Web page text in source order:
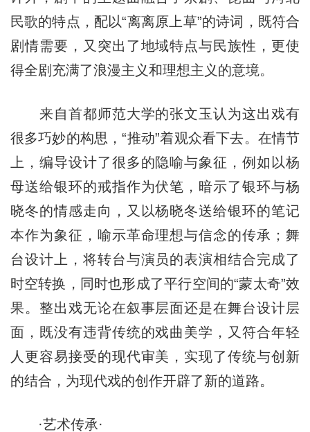
民歌的特点，配以“离离原上草”的诗词，既符合
剧情需要，又突出了地域特点与民族性，更使
得全剧充满了浪漫主义和理想主义的意境。
来自首都师范大学的张文玉认为这出戏有
很多巧妙的构思，“推动”着观众看下去。在情节
上，编导设计了很多的隐喻与象征，例如以杨
母送给银环的戒指作为伏笔，暗示了银环与杨
晓冬的情感走向，又以杨晓冬送给银环的笔记
本作为象征，喻示革命理想与信念的传承；舞
台设计上，将转台与演员的表演相结合完成了
时空转换，同时也形成了平行空间的“蒙太奇”效
果。整出戏无论在叙事层面还是在舞台设计层
面，既没有违背传统的戏曲美学，又符合年轻
人更容易接受的现代审美，实现了传统与创新
的结合，为现代戏的创作开辟了新的道路。
·艺术传承·